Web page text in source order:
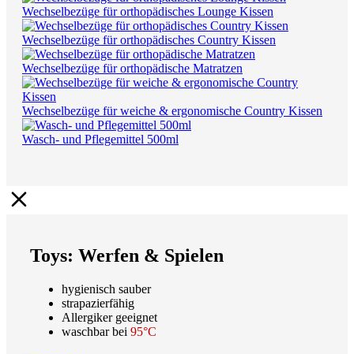
Wechselbezüge für orthopädisches Lounge Kissen
Wechselbezüge für orthopädisches Country Kissen
Wechselbezüge für orthopädische Matratzen
Wechselbezüge für weiche & ergonomische Country Kissen
Wasch- und Pflegemittel 500ml
Toys: Werfen & Spielen
hygienisch sauber
strapazierfähig
Allergiker geeignet
waschbar bei 95°C